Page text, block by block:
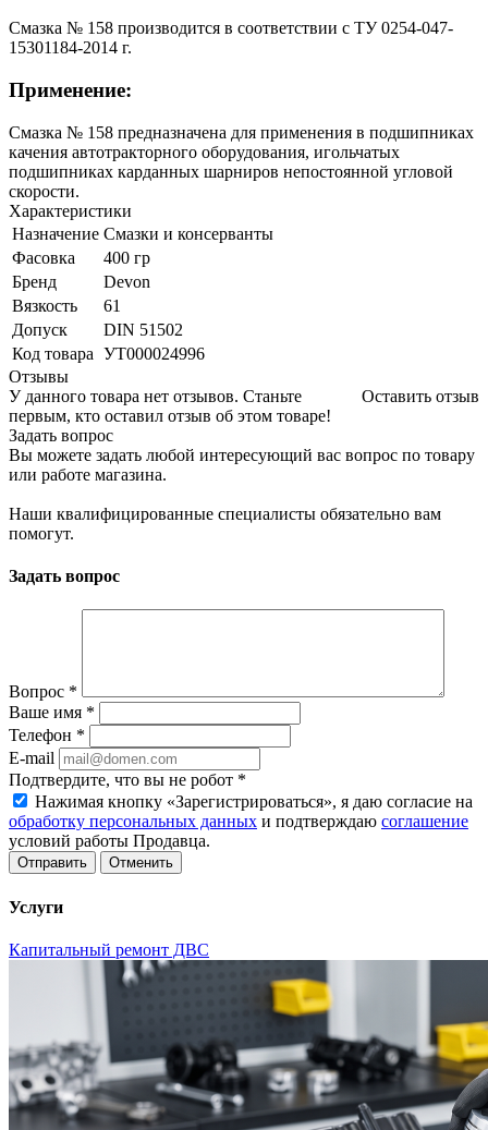
Смазка № 158 производится в соответствии с ТУ 0254-047-
15301184-2014 г.
Применение:
Смазка № 158 предназначена для применения в подшипниках
качения автотракторного оборудования, игольчатых
подшипниках карданных шарниров непостоянной угловой
скорости.
Характеристики
Назначение Смазки и консерванты
Фасовка
400 гр
Бренд
Devon
Вязкость
61
Допуск
DIN 51502
Код товара УТ000024996
Отзывы
Оставить отзыв
У данного товара нет отзывов. Станьте
первым, кто оставил отзыв об этом товаре!
Задать вопрос
Вы можете задать любой интересующий вас вопрос по товару
или работе магазина.
Наши квалифицированные специалисты обязательно вам
помогут.
Задать вопрос
Вопрос *
Ваше имя *
Телефон *
E-mail
Подтвердите, что вы не робот *
Нажимая кнопку «Зарегистрироваться», я даю согласие на
обработку персональных данных и подтверждаю соглашение
условий работы Продавца.
Отменить
Услуги
Капитальный ремонт ДВС